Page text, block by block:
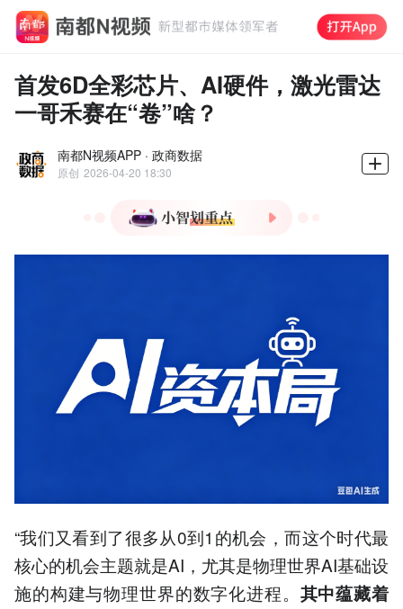
首发6D全彩芯片、AI硬件，激光雷达
一哥禾赛在“卷”啥？
南都N视频APP · 政商数据
原创 2026-04-20 18:30
2.ETX系列激光雷达最高支
持4320线，最远测距600
米，预计2027-2028年搭载
旗舰车型。
3.禾赛推出空间智能AI硬件
Kosmo，为机器人提供高质
道成第二增长曲线。
5.禾赛战略升级为"空间智
能"，布局机器人动力模
组，推动机器人与现实。
以上内容由AI大模型生成，仅供
“我们又看到了很多从0到1的机会，而这个时代最
核心的机会主题就是AI，尤其是物理世界AI基础设
施的构建与物理世界的数字化进程。 其中蕴藏着